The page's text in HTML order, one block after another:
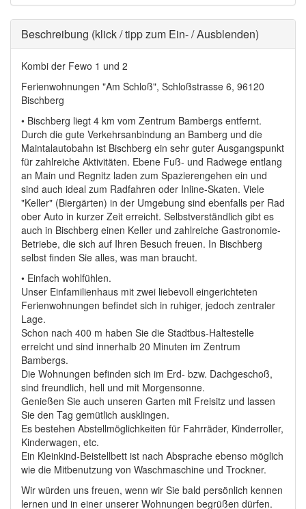
Ausblenden
Beschreibung (klick / tipp zum Ein- / Ausblenden)
Kombi der Fewo 1 und 2
Ferienwohnungen "Am Schloß", Schloßstrasse 6, 96120
Bischberg
• Bischberg liegt 4 km vom Zentrum Bambergs entfernt.
Durch die gute Verkehrsanbindung an Bamberg und die
Maintalautobahn ist Bischberg ein sehr guter Ausgangspunkt
für zahlreiche Aktivitäten. Ebene Fuß- und Radwege entlang
an Main und Regnitz laden zum Spazierengehen ein und
sind auch ideal zum Radfahren oder Inline-Skaten. Viele
"Keller" (Biergärten) in der Umgebung sind ebenfalls per Rad
ober Auto in kurzer Zeit erreicht. Selbstverständlich gibt es
auch in Bischberg einen Keller und zahlreiche Gastronomie-
Betriebe, die sich auf Ihren Besuch freuen. In Bischberg
selbst finden Sie alles, was man braucht.
• Einfach wohlfühlen.
Unser Einfamilienhaus mit zwei liebevoll eingerichteten
Ferienwohnungen befindet sich in ruhiger, jedoch zentraler
Lage.
Schon nach 400 m haben Sie die Stadtbus-Haltestelle
erreicht und sind innerhalb 20 Minuten im Zentrum
Bambergs.
Die Wohnungen befinden sich im Erd- bzw. Dachgeschoß,
sind freundlich, hell und mit Morgensonne.
Genießen Sie auch unseren Garten mit Freisitz und lassen
Sie den Tag gemütlich ausklingen.
Es bestehen Abstellmöglichkeiten für Fahrräder, Kinderroller,
Kinderwagen, etc.
Ein Kleinkind-Beistellbett ist nach Absprache ebenso möglich
wie die Mitbenutzung von Waschmaschine und Trockner.
Wir würden uns freuen, wenn wir Sie bald persönlich kennen
lernen und in einer unserer Wohnungen begrüßen dürfen.